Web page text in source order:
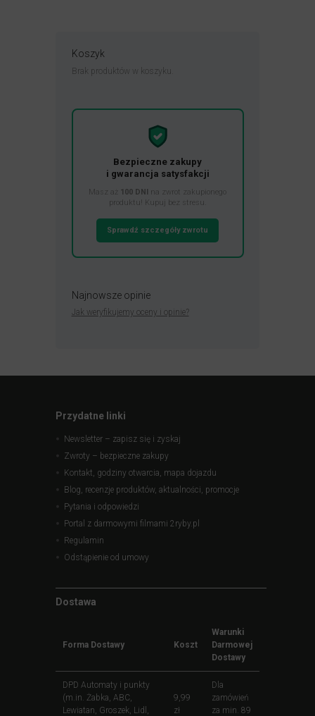
Koszyk
Brak produktów w koszyku.
Bezpieczne zakupy
i gwarancja satysfakcji
Masz aż 100 DNI
na zwrot zakupionego
produktu! Kupuj bez stresu.
Sprawdź szczegóły zwrotu
Najnowsze opinie
Jak weryfikujemy oceny i opinie?
Przydatne linki
Newsletter – zapisz się i zyskaj
Zwroty – bezpieczne zakupy
Kontakt, godziny otwarcia, mapa dojazdu
Blog, recenzje produktów, aktualności, promocje
Pytania i odpowiedzi
Portal z darmowymi filmami 2ryby.pl
Regulamin
Odstąpienie od umowy
Dostawa
Forma Dostawy Koszt
Warunki
Darmowej
Dostawy
DPD Automaty i punkty
(m.in. Żabka, ABC,
Lewiatan, Groszek, Lidl,
9,99
zł
Dla
zamówień
za min. 89